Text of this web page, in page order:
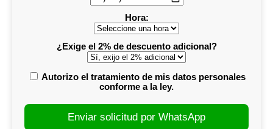
Hora:
¿Exige el 2% de descuento adicional?
Autorizo el tratamiento de mis datos personales
conforme a la ley.
Enviar solicitud por WhatsApp